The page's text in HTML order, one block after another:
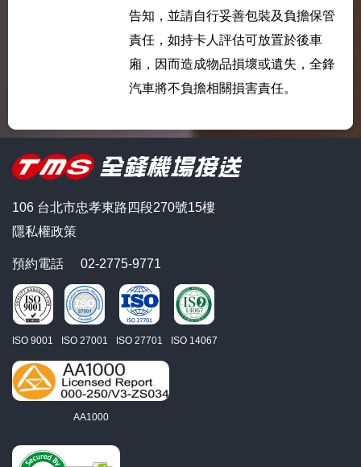
告知，並請自行妥善包裝及負擔保管
責任，如持卡人評估可放置於後車
廂，因而造成物品損壞或遺失，全鋒
汽車將不負擔相關損害責任。
106 台北市忠孝東路四段270號15樓
隱私權政策
預約電話 02-2775-9771
ISO 9001 ISO 27001 ISO 27701 ISO 14067
AA1000